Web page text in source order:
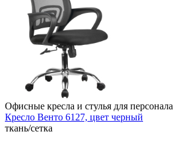
Офисные кресла и стулья для персонала
Кресло Венто 6127, цвет черный
ткань/сетка